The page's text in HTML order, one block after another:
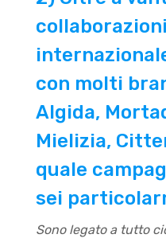
con molti
Algida,
Mielizia,
quale
sei
Sono legato a tutto